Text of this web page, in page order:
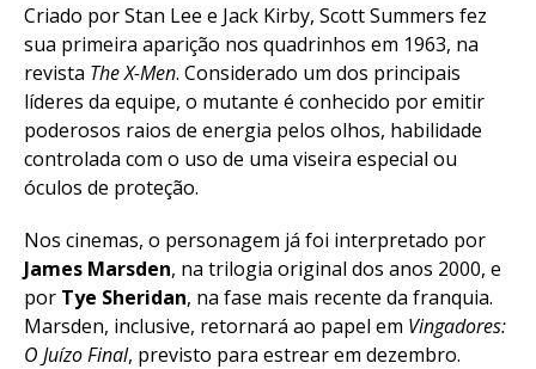
Criado por Stan Lee e Jack Kirby, Scott Summers fez
sua primeira aparição nos quadrinhos em 1963, na
revista The X-Men. Considerado um dos principais
líderes da equipe, o mutante é conhecido por emitir
poderosos raios de energia pelos olhos, habilidade
controlada com o uso de uma viseira especial ou
óculos de proteção.
Nos cinemas, o personagem já foi interpretado por
James Marsden, na trilogia original dos anos 2000, e
por Tye Sheridan, na fase mais recente da franquia.
Marsden, inclusive, retornará ao papel em Vingadores:
O Juízo Final, previsto para estrear em dezembro.